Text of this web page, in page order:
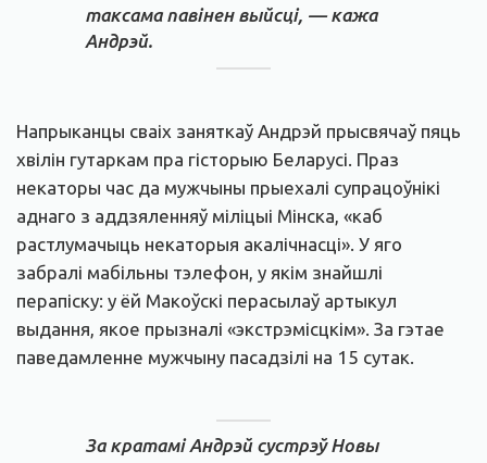
таксама павінен выйсці, — кажа
Андрэй.
Напрыканцы сваіх заняткаў Андрэй прысвячаў пяць
хвілін гутаркам пра гісторыю Беларусі. Праз
некаторы час да мужчыны прыехалі супрацоўнікі
аднаго з аддзяленняў міліцыі Мінска, «каб
растлумачыць некаторыя акалічнасці». У яго
забралі мабільны тэлефон, у якім знайшлі
перапіску: у ёй Макоўскі перасылаў артыкул
выдання, якое прызналі «экстрэмісцкім». За гэтае
паведамленне мужчыну пасадзілі на 15 сутак.
За кратамі Андрэй сустрэў Новы